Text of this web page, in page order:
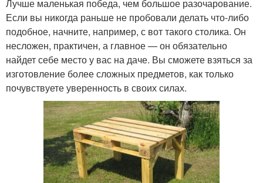
Лучше маленькая победа, чем большое разочарование.
Если вы никогда раньше не пробовали делать что-либо
подобное, начните, например, с вот такого столика. Он
несложен, практичен, а главное — он обязательно
найдет себе место у вас на даче. Вы сможете взяться за
изготовление более сложных предметов, как только
почувствуете уверенность в своих силах.